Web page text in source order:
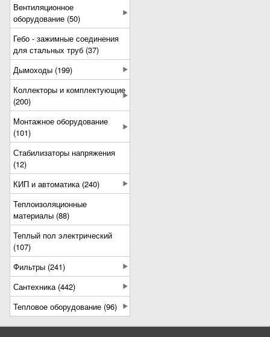
Вентиляционное
оборудование (50)
Гебо - зажимные соединения
для стальных труб (37)
Дымоходы (199)
Коллекторы и комплектующие
(200)
Монтажное оборудование
(101)
Стабилизаторы напряжения
(12)
КИП и автоматика (240)
Теплоизоляционные
материалы (88)
Теплый пол электрический
(107)
Фильтры (241)
Сантехника (442)
Тепловое оборудование (96)